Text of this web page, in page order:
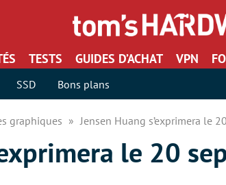
TESTS GUIDES D’ACHAT VPN
SSD Bons plans
graphiques Jensen Huang s’exprimera le
le 20